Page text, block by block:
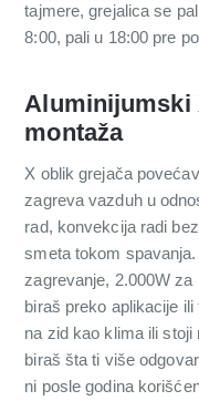
tajmere, grejalica se
8:00, pali u 18:00 pre
Aluminijumski
montaža
X oblik grejača
zagreva vazduh u
rad, konvekcija radi
smeta tokom
zagrevanje, 2.000W
biraš preko aplikacije
na zid kao klima ili stoji
biraš šta ti više
ni posle godina